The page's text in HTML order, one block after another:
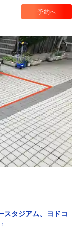
予約へ
スタジアム、ヨドコ